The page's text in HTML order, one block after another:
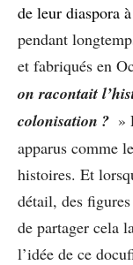
de leur diaspora
pendant
et fabriqués en
on racontait
colonisation ? »
apparus comme
histoires. Et
détail, des
de partager cela
l’idée de ce